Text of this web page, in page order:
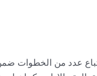
عدد من الخطوات